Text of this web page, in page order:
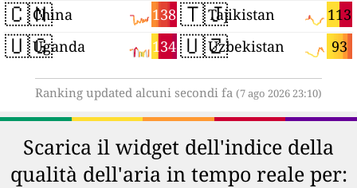
🇨🇳 138
China
🇺🇬 134
Uganda
🇹🇯 113
Tajikistan
🇺🇿 93
Uzbekistan
Ranking updated alcuni secondi fa (7 ago 2026 23:10)
Scarica il widget dell'indice della
qualità dell'aria in tempo reale per: